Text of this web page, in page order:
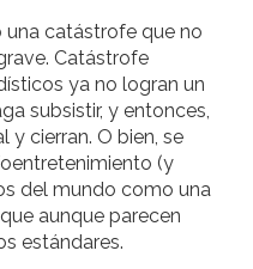
una catástrofe que no
Catástrofe
ya no logran un
subsistir, y entonces,
y cierran. O bien, se
(y
del mundo como una
aunque parecen
estándares.